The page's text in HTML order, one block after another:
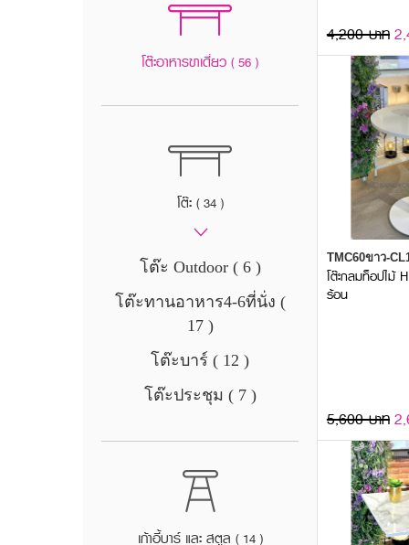
โต๊ะอาหารขาเดี่ยว( 56 )
โต๊ะ ( 34 )
โต๊ะ Outdoor ( 6 )
โต๊ะทานอาหาร4-6ที่นั่ง (
17 )
โต๊ะบาร์ ( 12 )
โต๊ะประชุม ( 7 )
เก้าอี้บาร์ และ สตูล ( 14 )
4,200 บาท
TMC60ขาว-
โต๊ะกลมท็อปไม้
ร้อน
5,600 บาท